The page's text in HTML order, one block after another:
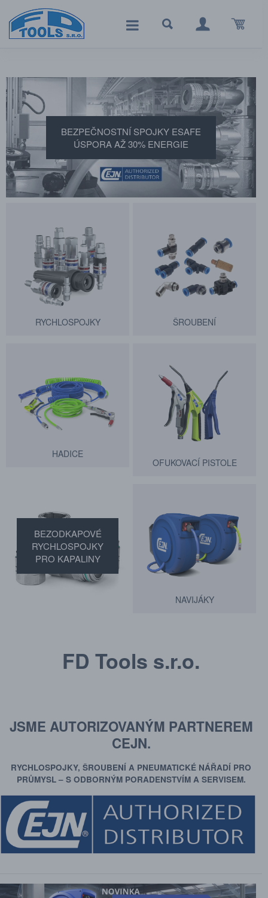
BEZPEČNOSTNÍ SPOJKY ESAFE
ÚSPORA AŽ 30% ENERGIE
RYCHLOSPOJKY ŠROUBENÍ
HADICE
OFUKOVACÍ PISTOLE
BEZODKAPOVÉ
RYCHLOSPOJKY
PRO KAPALINY
NAVIJÁKY
FD Tools s.r.o.
JSME AUTORIZOVANÝM PARTNEREM
CEJN.
RYCHLOSPOJKY, ŠROUBENÍ A PNEUMATICKÉ NÁŘADÍ PRO
PRŮMYSL – S ODBORNÝM PORADENSTVÍM A SERVISEM.